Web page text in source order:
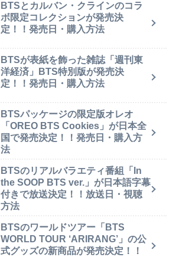
BTSとカルバン・クラインのコラ
ボ限定コレクションが発売決
定！！発売日・購入方法
BTSが表紙を飾った雑誌「週刊東
洋経済」BTS特別版が発売決
定！！発売日・購入方法
BTSパッケージの限定版オレオ
「OREO BTS Cookies」が日本全
国で発売決定！！発売日・購入方
法
BTSのリアルバラエティ番組「In
the SOOP BTS ver.」が日本語字幕
付きで放送決定！！放送日・視聴
方法
BTSのワールドツアー「BTS
WORLD TOUR ‘ARIRANG’」の公
式グッズの新商品が発売決定！！